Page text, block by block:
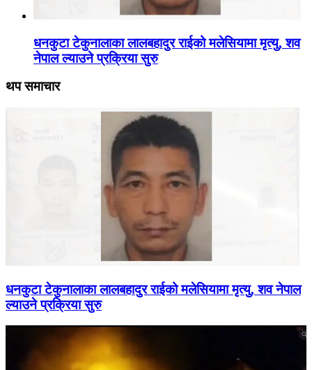
धनकुटा टेकुनालाका लालबहादुर राईको मलेसियामा मृत्यु, शव
नेपाल ल्याउने प्रक्रिया सुरु
थप समाचार
धनकुटा टेकुनालाका लालबहादुर राईको मलेसियामा मृत्यु, शव नेपाल
ल्याउने प्रक्रिया सुरु